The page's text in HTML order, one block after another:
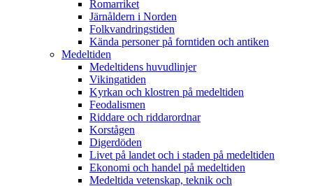
Romarriket
Järnåldern i Norden
Folkvandringstiden
Kända personer på forntiden och antiken
Medeltiden
Medeltidens huvudlinjer
Vikingatiden
Kyrkan och klostren på medeltiden
Feodalismen
Riddare och riddarordnar
Korstågen
Digerdöden
Livet på landet och i staden på medeltiden
Ekonomi och handel på medeltiden
Medeltida vetenskap, teknik och